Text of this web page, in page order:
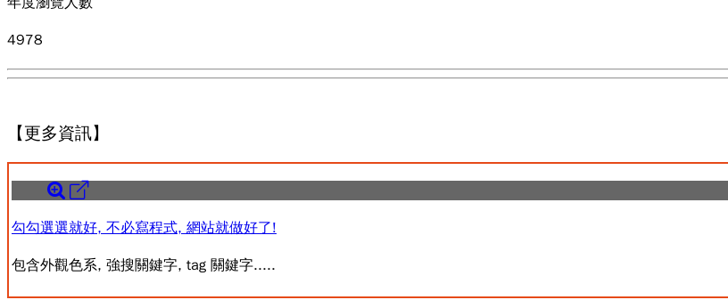
4978
【更多資訊】
勾勾選選就好, 不必寫程式, 網站就做好了!
包含外觀色系, 強搜關鍵字, tag 關鍵字.....